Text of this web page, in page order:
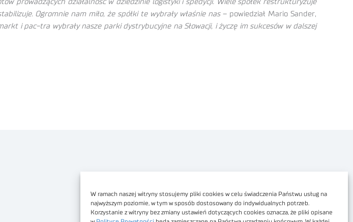
W ramach naszej witryny stosujemy pliki cookies w celu świadczenia Państwu usług na
najwyższym poziomie, w tym w sposób dostosowany do indywidualnych potrzeb.
Korzystanie z witryny bez zmiany ustawień dotyczących cookies oznacza, że pliki opisane
prowadzących działalność w dziedzinie logistyki i spedycji. Wiele spółek restrukturyzuje
Ogromnie nam miło, że spółki te wybrały właśnie nas– powiedział Mario Sander,
i pac-tra wybrały nasze parki dystrybucyjne na Słowacji, i życzę im sukcesów w dalszej
Dostępność cyfrowa
Regulamin Portalu